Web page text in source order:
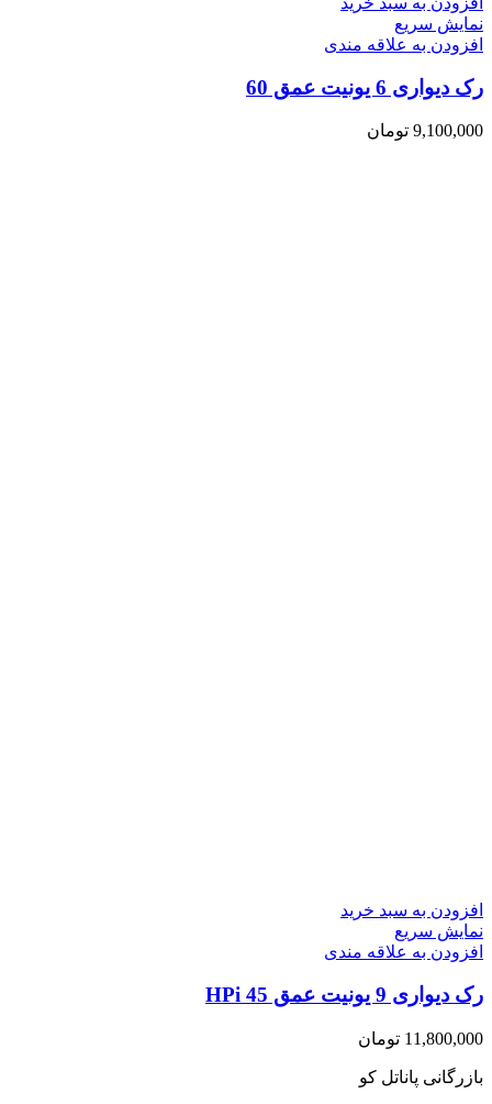
نمایش سریع
افزودن به علاقه مندی
رک دیواری 6 یونیت عمق 60
9,100,000 تومان
افزودن به سبد خرید
نمایش سریع
افزودن به علاقه مندی
رک دیواری 9 یونیت عمق 45 HPi
11,800,000 تومان
بازرگانی پاناتل کو